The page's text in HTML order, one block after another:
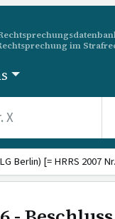
im
Berlin) [= HRRS 2007